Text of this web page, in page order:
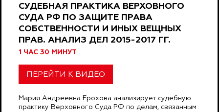
СУДЕБНАЯ ПРАКТИКА ВЕРХОВНОГО
СУДА РФ ПО ЗАЩИТЕ ПРАВА
СОБСТВЕННОСТИ И ИНЫХ ВЕЩНЫХ
ПРАВ. АНАЛИЗ ДЕЛ 2015-2017 ГГ.
1 ЧАС 30 МИНУТ
ПЕРЕЙТИ К ВИДЕО
Мария Андреевна Ерохова анализирует судебную
практику Верховного Суда РФ по делам, связанным